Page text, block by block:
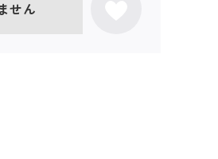
せん